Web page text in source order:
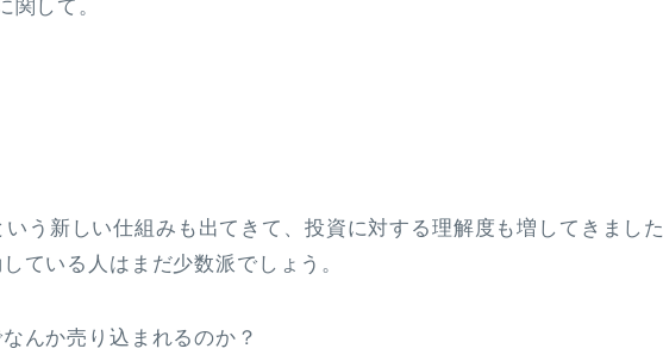
関して。
う新しい仕組みも出てきて、投資に対する理解度も増してきました
ている人はまだ少数派でしょう。
んか売り込まれるのか？